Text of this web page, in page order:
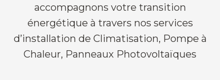
accompagnons votre transition
énergétique à travers nos services
d’installation de Climatisation, Pompe à
Chaleur, Panneaux Photovoltaïques